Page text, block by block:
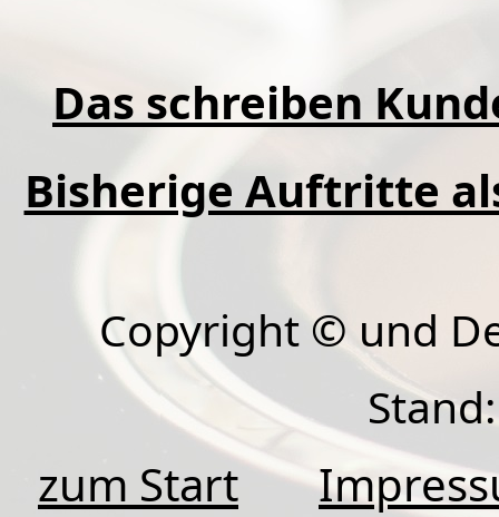
Das schreiben
Bisherige Auftritte
Copyright © und
zum Start